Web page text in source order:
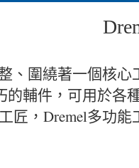
、圍繞著一個核
的輔件，可用於
匠，Dremel多功